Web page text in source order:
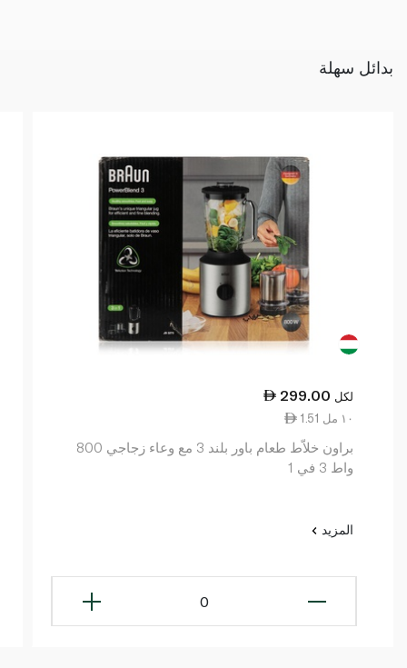
بدائل سهلة
299.00 لكل
1.51 ١٠ مل
براون خلاّط طعام باور بلند 3 مع وعاء زجاجي 800
واط 3 في 1
المزيد
0